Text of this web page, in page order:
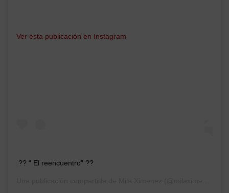
Ver esta publicación en Instagram
?? “ El reencuentro” ??